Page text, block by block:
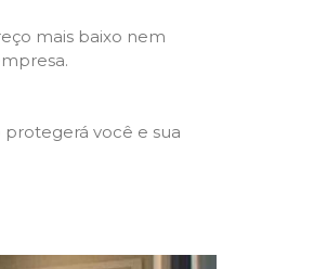
mais baixo nem
você e sua